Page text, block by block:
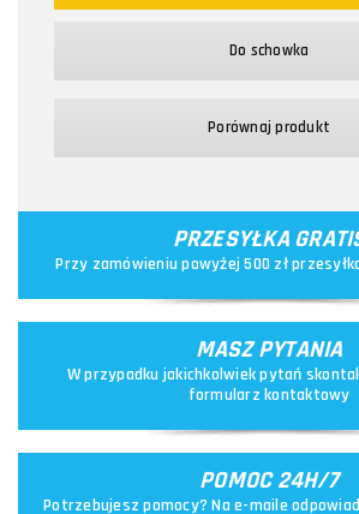
Do schowka
Porównaj produkt
PRZESYŁKA
Przy zamówieniu powyżej 500 zł
MASZ PYTANIA
W przypadku jakichkolwiek pytań
formularz kontaktowy
POMOC 24H/7
Potrzebujesz pomocy? Na e-maile